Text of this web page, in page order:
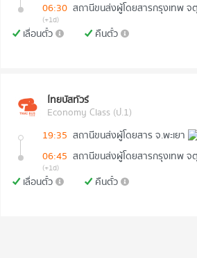
06:30 สถานีขนส่งผู้โดยสารกรุงเทพ
(+1d)
เลื่อนตั๋ว คืนตั๋ว
ไทยบัสทัวร์
Economy Class (ป.1)
19:35 สถานีขนส่งผู้โดยสาร จ.พะเยา
06:45 สถานีขนส่งผู้โดยสารกรุงเทพ
(+1d)
เลื่อนตั๋ว คืนตั๋ว